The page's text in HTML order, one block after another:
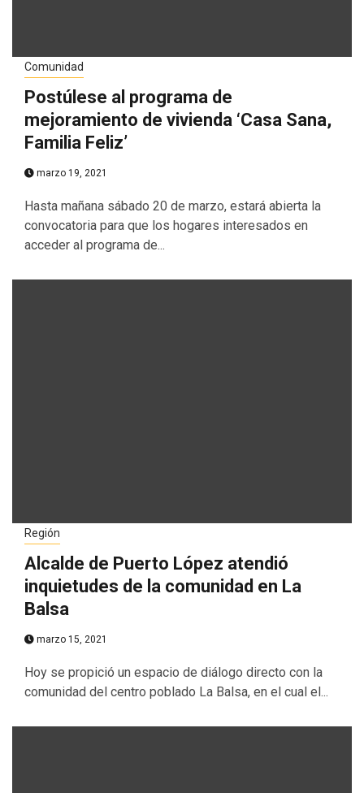
Comunidad
Postúlese al programa de
mejoramiento de vivienda ‘Casa Sana,
Familia Feliz’
marzo 19, 2021
Hasta mañana sábado 20 de marzo, estará abierta la
convocatoria para que los hogares interesados en
acceder al programa de...
Región
Alcalde de Puerto López atendió
inquietudes de la comunidad en La
Balsa
marzo 15, 2021
Hoy se propició un espacio de diálogo directo con la
comunidad del centro poblado La Balsa, en el cual el...